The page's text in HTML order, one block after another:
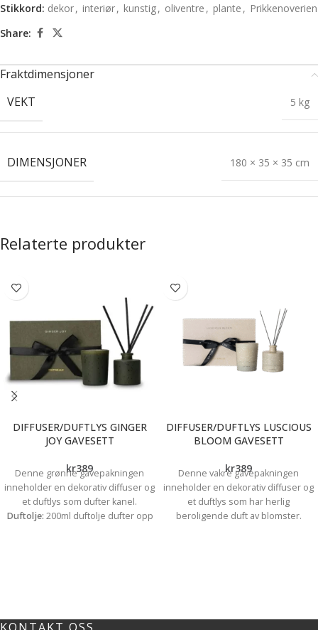
Stikkord: dekor, interiør, kunstig, oliventre , plante , Prikkenoverien
Share:
Fraktdimensjoner
VEKT
5 kg
DIMENSJONER 180 × 35 × 35 cm
Relaterte produkter
DIFFUSER/DUFTLYS GINGER
JOY GAVESETT
kr389
Denne grønne gavepakningen
inneholder en dekorativ diffuser og
et duftlys som dufter kanel.
Duftolje: 200ml duftolje dufter opp
DIFFUSER/DUFTLYS LUSCIOUS
BLOOM GAVESETT
kr389
Denne vakre gavepakningen
inneholder en dekorativ diffuser og
et duftlys som har herlig
beroligende duft av blomster.
KONTAKT OSS